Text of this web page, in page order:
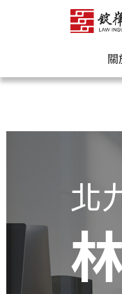
關
北